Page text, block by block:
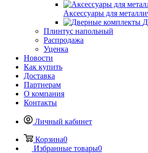
Аксессуары для
Плинтус напольный
Распродажа
Уценка
Новости
Как купить
Доставка
Партнерам
О компания
Контакты
Личный кабинет
Корзина0
Избранные товары0